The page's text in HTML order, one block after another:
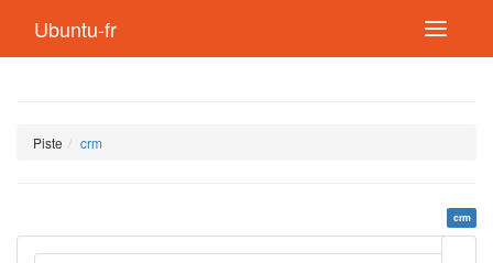
Ubuntu-fr
Piste crm
crm